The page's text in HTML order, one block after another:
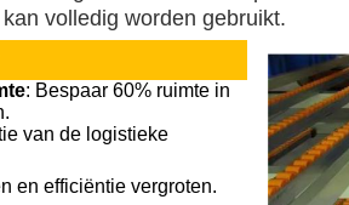
volledig worden gebruikt.
: Bespaar 60% ruimte in
van de logistieke
en efficiëntie vergroten.